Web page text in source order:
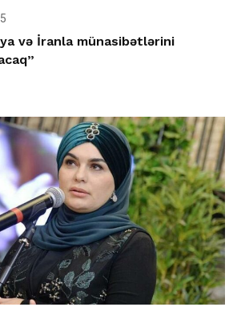
və İranla münasibətlərini